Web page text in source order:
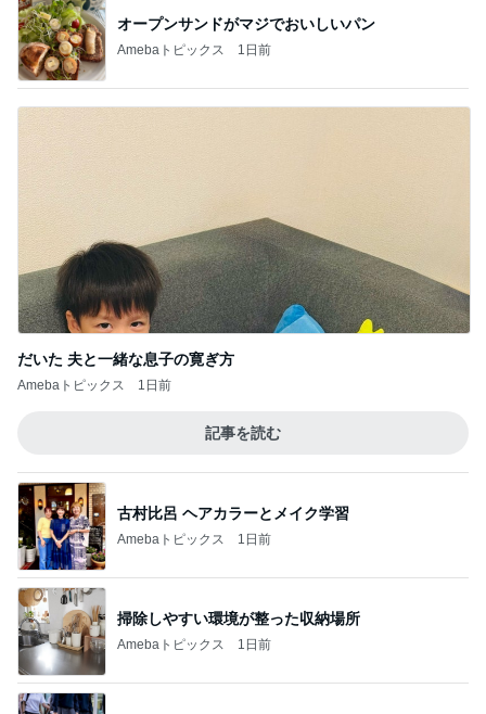
オープンサンドがマジでおいしいパン
Amebaトピックス 1日前
だいた 夫と一緒な息子の寛ぎ方
Amebaトピックス 1日前
記事を読む
古村比呂 ヘアカラーとメイク学習
Amebaトピックス 1日前
掃除しやすい環境が整った収納場所
Amebaトピックス 1日前